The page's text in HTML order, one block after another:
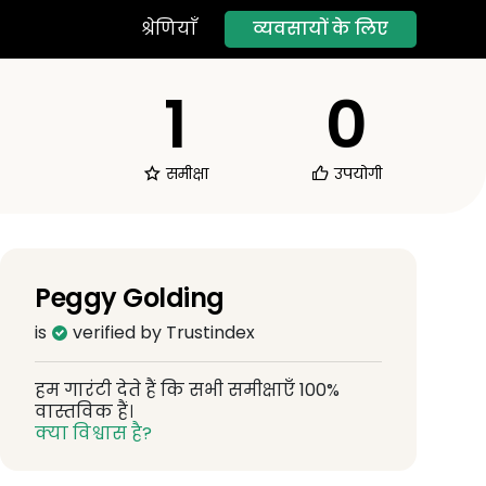
श्रेणियाँ व्यवसायों के लिए
1
समीक्षा
0
उपयोगी
Peggy Golding
is verified by Trustindex
हम गारंटी देते हैं कि सभी समीक्षाएँ 100%
वास्तविक हैं।
क्या विश्वास है?